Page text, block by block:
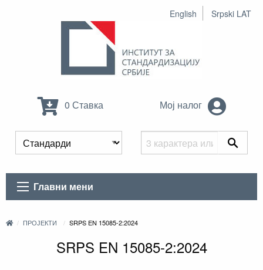
English Srpski LAT
0 Ставка Мој налог
Главни мени
ПРОЈЕКТИ SRPS EN 15085-2:2024
SRPS EN 15085-2:2024